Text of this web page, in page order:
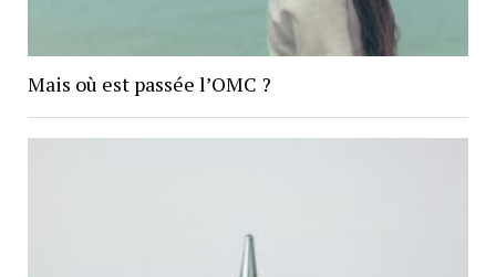
Mais où est passée l’OMC ?